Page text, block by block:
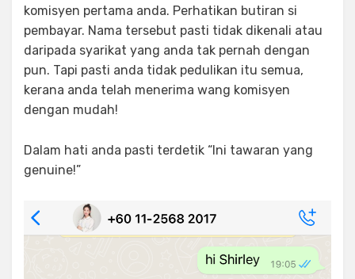
komisyen pertama anda. Perhatikan butiran si
pembayar. Nama tersebut pasti tidak dikenali atau
daripada syarikat yang anda tak pernah dengan
pun. Tapi pasti anda tidak pedulikan itu semua,
kerana anda telah menerima wang komisyen
dengan mudah!
Dalam hati anda pasti terdetik “Ini tawaran yang
genuine!”